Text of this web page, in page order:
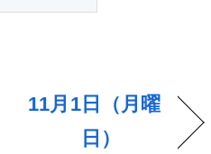
11月1日（月曜
日）